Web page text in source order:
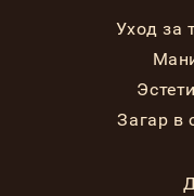
Уход за
Загар в